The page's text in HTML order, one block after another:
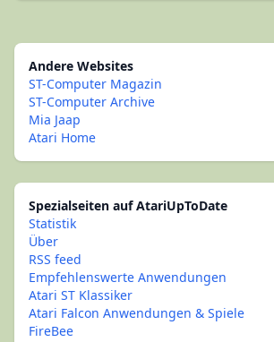
Andere Websites
ST-Computer Magazin
ST-Computer Archive
Mia Jaap
Atari Home
Spezialseiten auf AtariUpToDate
Statistik
Über
RSS feed
Empfehlenswerte Anwendungen
Atari ST Klassiker
Atari Falcon Anwendungen & Spiele
FireBee